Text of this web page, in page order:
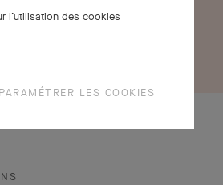
l’utilisation des cookies
PARAMÉTRER LES COOKIES